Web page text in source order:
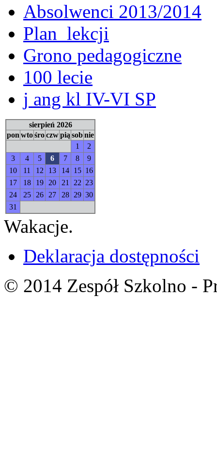
Absolwenci 2013/2014
Plan_lekcji
Grono pedagogiczne
100 lecie
j ang kl IV-VI SP
sierpień 2026
pon wtośroczwpią sobnie
1
2
3
4 5 6 7 8
9
10
11 12 13 14 15 16
17
18 19 20 21 22 23
24
25 26 27 28 29 30
31
Wakacje.
Deklaracja dostępności
© 2014 Zespół Szkolno -